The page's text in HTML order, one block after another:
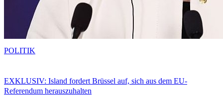
EXKLUSIV: Island fordert Brüssel auf, sich aus dem EU-
Referendum herauszuhalten
POLITIK